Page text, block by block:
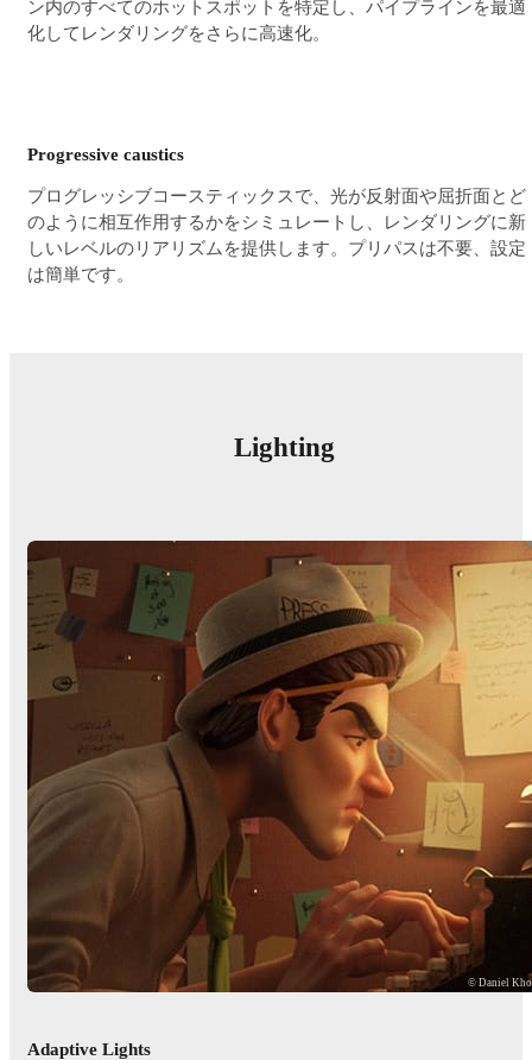
ン内のすべてのホットスポットを特定し、パイプラインを最適
化してレンダリングをさらに高速化。
Progressive caustics
プログレッシブコースティックスで、光が反射面や屈折面とど
のように相互作用するかをシミュレートし、レンダリングに新
しいレベルのリアリズムを提供します。プリパスは不要、設定
は簡単です。
Lighting
© Daniel Kho
Adaptive Lights